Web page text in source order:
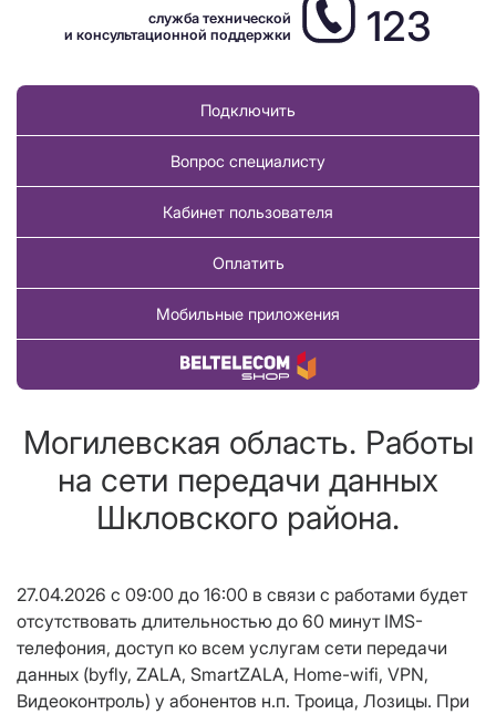
служба технической
и консультационной поддержки
123
Подключить
Вопрос специалисту
Кабинет пользователя
Оплатить
Мобильные приложения
Купить товар
Могилевская область. Работы
на сети передачи данных
Шкловского района.
27.04.2026 с 09:00 до 16:00 в связи с работами будет
отсутствовать длительностью до 60 минут IMS-
телефония, доступ ко всем услугам сети передачи
данных (byfly, ZALA, SmartZALA, Home-wifi, VPN,
Видеоконтроль) у абонентов н.п. Троица, Лозицы. При